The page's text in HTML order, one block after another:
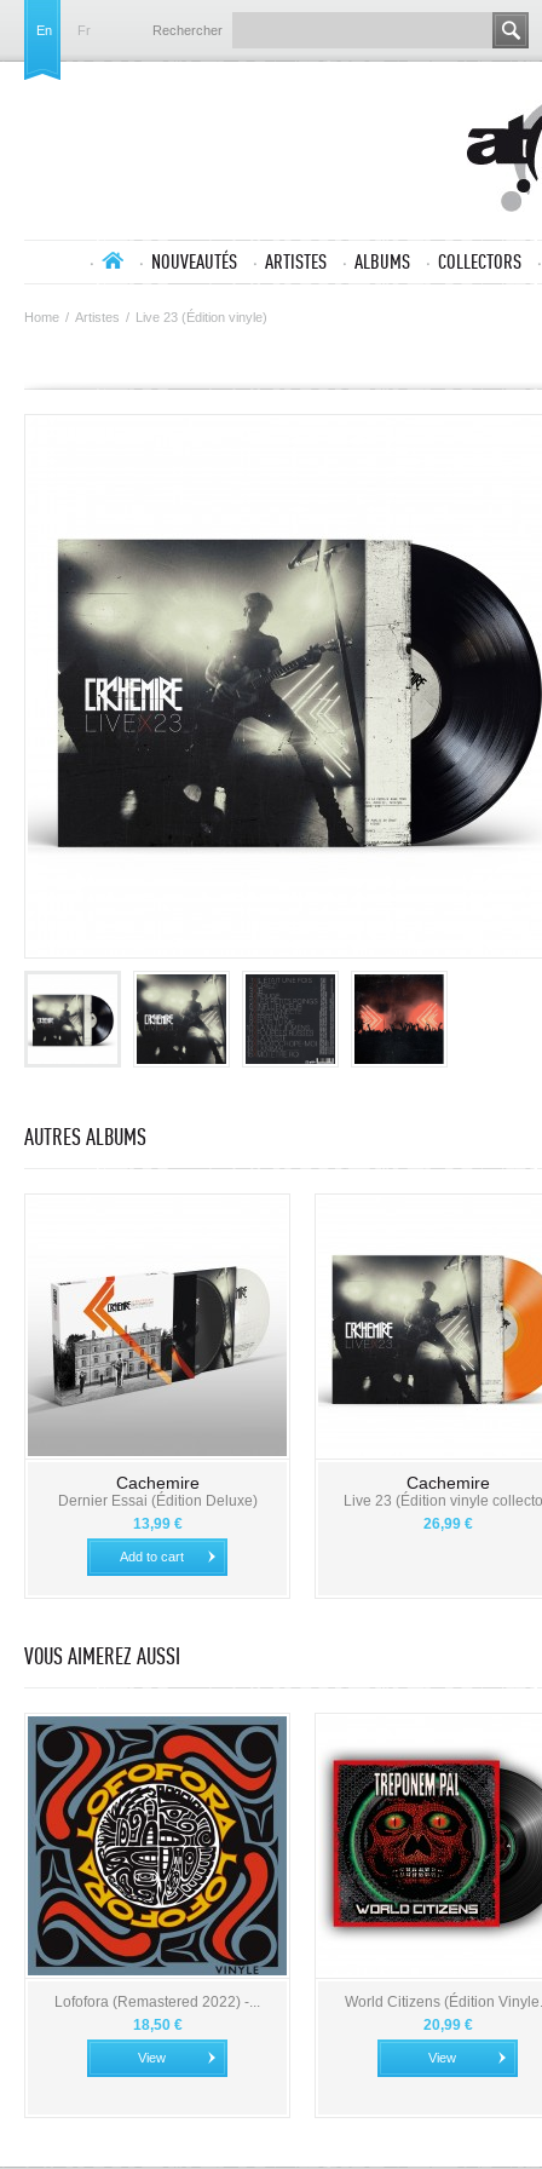
En Fr Rechercher
NOUVEAUTÉS ARTISTES ALBUMS COLLECTORS
Home / Artistes / Live 23 (Édition vinyle)
AUTRES ALBUMS
Cachemire
Dernier Essai (Édition Deluxe)
13,99 €
Add to cart
Cachemire
Live 23 (Édition vinyle
26,99 €
VOUS AIMEREZ AUSSI
Lofofora (Remastered 2022) -...
18,50 €
View
World Citizens (Édition
20,99 €
View